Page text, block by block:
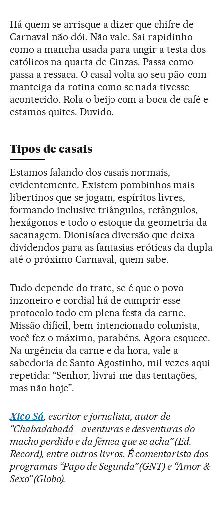
Há quem se arrisque a dizer que chifre de
Carnaval não dói. Não vale. Sai rapidinho
como a mancha usada para ungir a testa dos
católicos na quarta de Cinzas. Passa como
passa a ressaca. O casal volta ao seu pão-com-
manteiga da rotina como se nada tivesse
acontecido. Rola o beijo com a boca de café e
estamos quites. Duvido.
Tipos de casais
Estamos falando dos casais normais,
evidentemente. Existem pombinhos mais
libertinos que se jogam, espíritos livres,
formando inclusive triângulos, retângulos,
hexágonos e todo o estoque da geometria da
sacanagem. Dionisíaca diversão que deixa
dividendos para as fantasias eróticas da dupla
até o próximo Carnaval, quem sabe.
Tudo depende do trato, se é que o povo
inzoneiro e cordial há de cumprir esse
protocolo todo em plena festa da carne.
Missão difícil, bem-intencionado colunista,
você fez o máximo, parabéns. Agora esquece.
Na urgência da carne e da hora, vale a
sabedoria de Santo Agostinho, mil vezes aqui
repetida: “Senhor, livrai-me das tentações,
mas não hoje”.
Xico Sá, escritor e jornalista, autor de
“Chabadabadá –aventuras e desventuras do
macho perdido e da fêmea que se acha” (Ed.
Record), entre outros livros. É comentarista dos
programas “Papo de Segunda” (GNT) e “Amor &
Sexo” (Globo).